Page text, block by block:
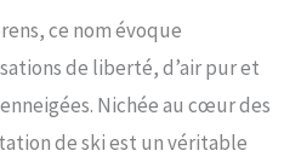
ce nom évoque
de liberté, d’air pur et
Nichée au cœur des
de ski est un véritable